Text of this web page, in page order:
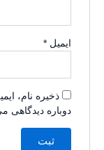
ایمیل*
ذخیره نام،
دوباره دیدگاهی